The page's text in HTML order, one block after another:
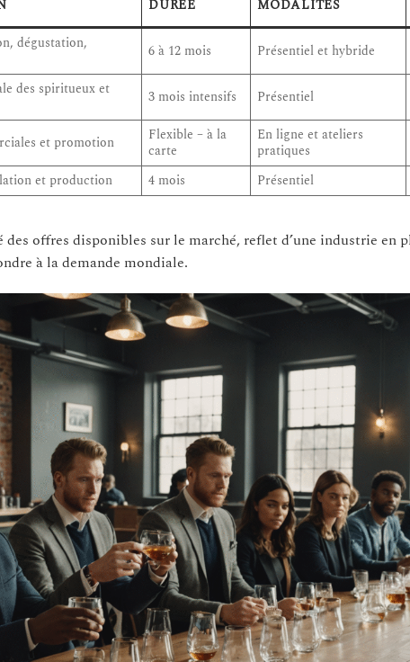
DURÉE MODALITÉS
dégustation,
6 à 12 mois Présentiel et hybride
des spiritueux et
3 mois intensifs Présentiel
et promotion
Flexible – à la
carte
En ligne et ateliers
pratiques
et production 4 mois Présentiel
offres disponibles sur le marché, reflet d’une industrie en
à la demande mondiale.